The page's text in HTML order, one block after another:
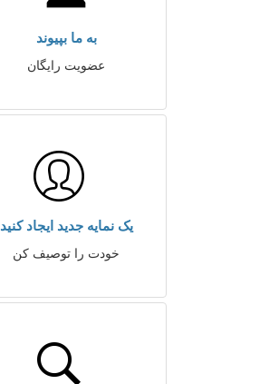
به ما بپیوند
عضویت رایگان
یک نمایه جدید ایجاد کنید
خودت را توصیف کن